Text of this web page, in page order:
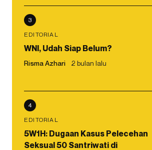
3
EDITORIAL
WNI, Udah Siap Belum?
Risma Azhari 2 bulan lalu
4
EDITORIAL
5W1H: Dugaan Kasus Pelecehan
Seksual 50 Santriwati di